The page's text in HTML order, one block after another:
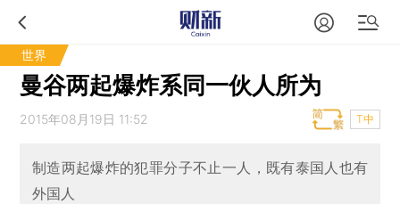
世界
曼谷两起爆炸系同一伙人所为
2015年08月19日 11:52 T中
制造两起爆炸的犯罪分子不止一人，既有泰国人也有
外国人